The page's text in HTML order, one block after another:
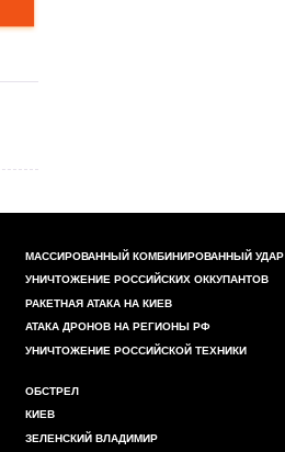
МАССИРОВАННЫЙ КОМБИНИРОВАННЫЙ УДАР
УНИЧТОЖЕНИЕ РОССИЙСКИХ ОККУПАНТОВ
РАКЕТНАЯ АТАКА НА КИЕВ
АТАКА ДРОНОВ НА РЕГИОНЫ РФ
УНИЧТОЖЕНИЕ РОССИЙСКОЙ ТЕХНИКИ
ОБСТРЕЛ
КИЕВ
ЗЕЛЕНСКИЙ ВЛАДИМИР